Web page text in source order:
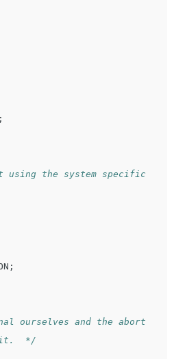
using the system specific
;
ourselves and the abort
*/